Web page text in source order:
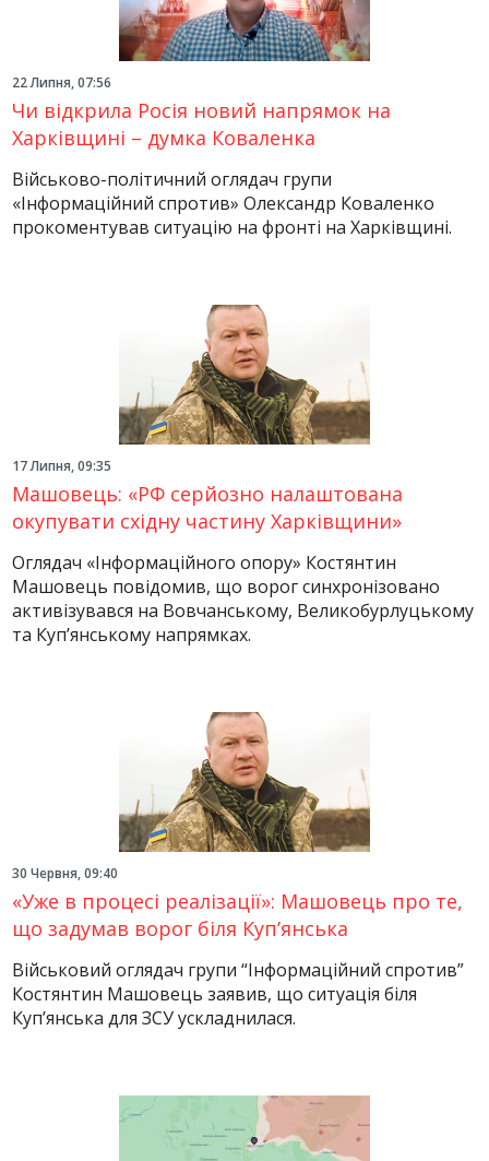
22 Липня, 07:56
Чи відкрила Росія новий напрямок на
Харківщині – думка Коваленка
Військово-політичний оглядач групи
«Інформаційний спротив» Олександр Коваленко
прокоментував ситуацію на фронті на Харківщині.
17 Липня, 09:35
Машовець: «РФ серйозно налаштована
окупувати східну частину Харківщини»
Оглядач «Інформаційного опору» Костянтин
Машовець повідомив, що ворог синхронізовано
активізувався на Вовчанському, Великобурлуцькому
та Куп’янському напрямках.
30 Червня, 09:40
«Уже в процесі реалізації»: Машовець про те,
що задумав ворог біля Куп’янська
Військовий оглядач групи “Інформаційний спротив”
Костянтин Машовець заявив, що ситуація біля
Куп’янська для ЗСУ ускладнилася.